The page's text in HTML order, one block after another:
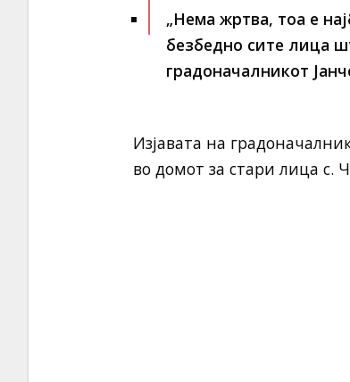
„Нема жртва, тоа е
безбедно сите лица
градоначалникот
Изјавата на
во домот за стари лица с.